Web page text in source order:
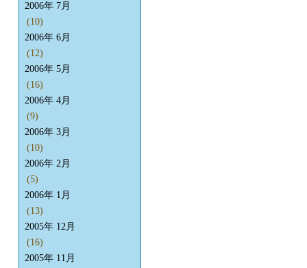
2006年 7月
(10)
2006年 6月
(12)
2006年 5月
(16)
2006年 4月
(9)
2006年 3月
(10)
2006年 2月
(5)
2006年 1月
(13)
2005年 12月
(16)
2005年 11月